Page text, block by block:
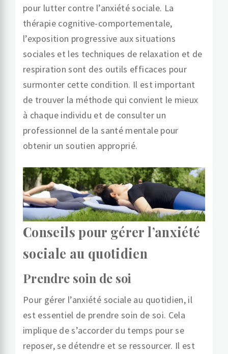
pour lutter contre l’anxiété sociale. La
thérapie cognitive-comportementale,
l’exposition progressive aux situations
sociales et les techniques de relaxation et de
respiration sont des outils efficaces pour
surmonter cette condition. Il est important
de trouver la méthode qui convient le mieux
à chaque individu et de consulter un
professionnel de la santé mentale pour
obtenir un soutien approprié.
Conseils pour gérer l’anxiété
sociale au quotidien
Prendre soin de soi
Pour gérer l’anxiété sociale au quotidien, il
est essentiel de prendre soin de soi. Cela
implique de s’accorder du temps pour se
reposer, se détendre et se ressourcer. Il est